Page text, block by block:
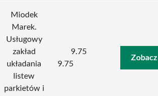
Miodek
Marek.
Usługowy
zakład
układania
listew
parkietów i
9.75
9.75